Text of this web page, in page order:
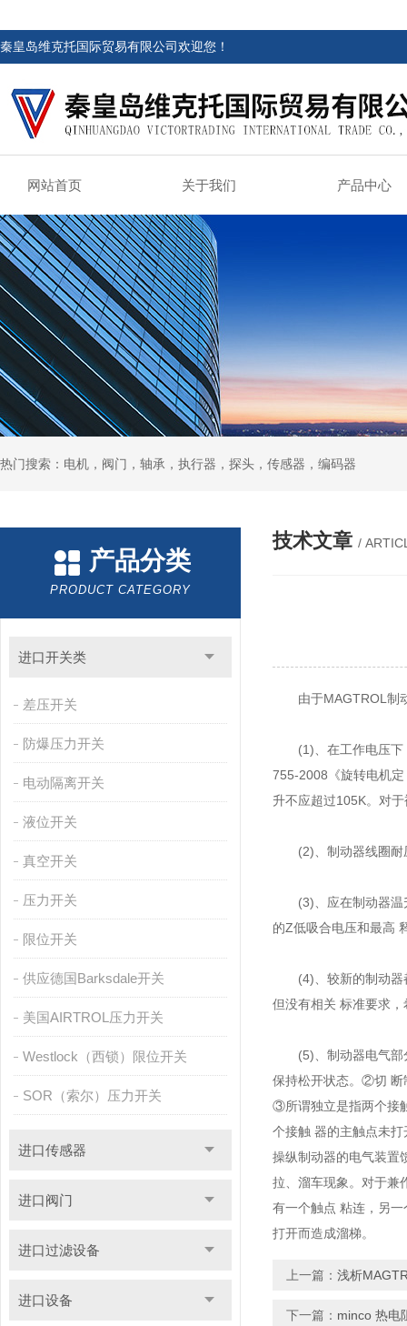
秦皇岛维克托国际贸易有限公司欢迎您！
网站首页 关于我们 产品中心
热门搜索：电机，阀门，轴承，执行器，探头，传感器，编码器
产品分类
PRODUCT CATEGORY
进口开关类
差压开关
防爆压力开关
电动隔离开关
液位开关
真空开关
压力开关
限位开关
供应德国Barksdale开关
美国AIRTROL压力开关
Westlock（西锁）限位开关
SOR（索尔）压力开关
进口传感器
进口阀门
进口过滤设备
进口设备
技术文章 /
由于MAGTROL制动
(1)、在工作电压下，
755-2008《旋转电机
升不应超过105K。对
(2)、制动器线圈耐压
(3)、应在制动器温升
的Z低吸合电压和最高
(4)、较新的制动器都
但没有相关 标准要求
(5)、制动器电气部分
保持松开状态。②切 断
③所谓独立是指两个接
个接触 器的主触点未
操纵制动器的电气装置
拉、溜车现象。对于兼
有一个触点 粘连，另
打开而造成溜梯。
上一篇： 浅析
下一篇： minco 热电